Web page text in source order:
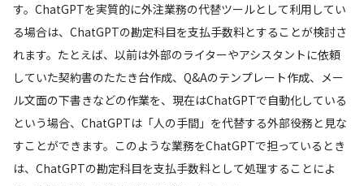
す。ChatGPTを実質的に外注業務の代替ツールとして利用してい
る場合は、ChatGPTの勘定科目を支払手数料とすることが検討さ
れます。たとえば、以前は外部のライターやアシスタントに依頼
していた契約書のたたき台作成、Q&Aのテンプレート作成、メー
ル文面の下書きなどの作業を、現在はChatGPTで自動化している
という場合、ChatGPTは「人の手間」を代替する外部役務と見な
すことができます。このような業務をChatGPTで担っているとき
は、ChatGPTの勘定科目を支払手数料として処理することによ